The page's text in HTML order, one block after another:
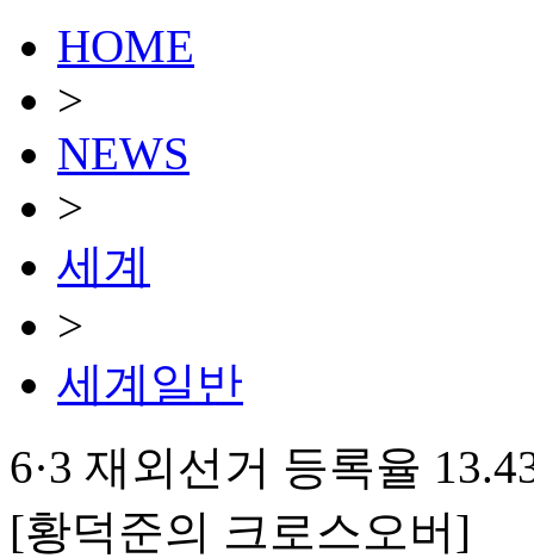
HOME
>
NEWS
>
세계
>
세계일반
6·3 재외선거 등록율
[황덕준의 크로스오버]